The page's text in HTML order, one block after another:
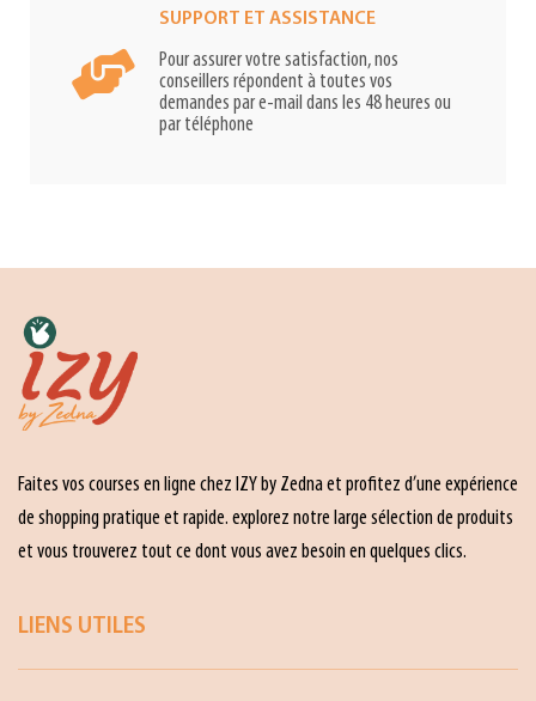
SUPPORT ET ASSISTANCE
Pour assurer votre satisfaction, nos
conseillers répondent à toutes vos
demandes par e-mail dans les 48 heures ou
par téléphone
Faites vos courses en ligne chez IZY by Zedna et profitez d’une expérience
de shopping pratique et rapide. explorez notre large sélection de produits
et vous trouverez tout ce dont vous avez besoin en quelques clics.
LIENS UTILES